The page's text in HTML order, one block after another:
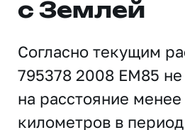
с Землей
Согласно текущим
795378 2008 EM85
на расстояние
километров в